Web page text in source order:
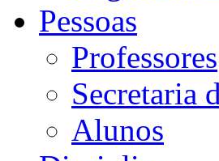
Pessoas
Professores
Secretaria
Alunos